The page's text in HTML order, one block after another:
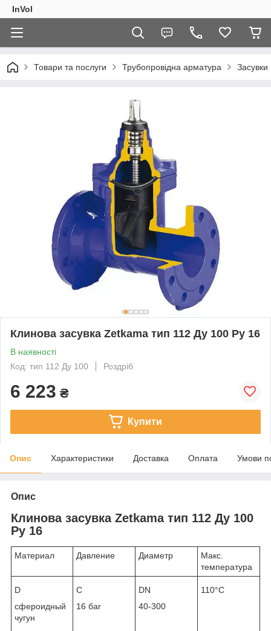
InVol
Товари та послуги Трубопровідна арматура Засувки
Клинова засувка Zetkama тип 112 Ду 100 Ру 16
В наявності
Код: тип 112 Ду 100
Роздріб
6 223 ₴
Купити
Опис Характеристики Доставка Оплата Умови
Опис
Клинова засувка Zetkama тип 112 Ду 100
Ру 16
Материал Давление Диаметр
Макс.
температура
D
сфероидный
чугун
С
16 баr
DN
40-300
110°C